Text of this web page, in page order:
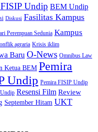
Undip BEM Undip
Diskusi Fasilitas Kampus
Perempuan Sedunia Kampus
agraria Krisis iklim
Baru O-News Omnibus Law
Ketua BEM Pemira
Undip Pemira FISIP Undip
Resensi Film Review
September Hitam UKT